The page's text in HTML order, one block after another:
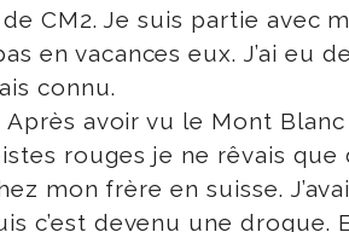
CM2. Je suis partie avec
en vacances eux. J’ai eu
connu.
avoir vu le Mont Blanc
rouges je ne rêvais que
mon frère en suisse.
c’est devenu une